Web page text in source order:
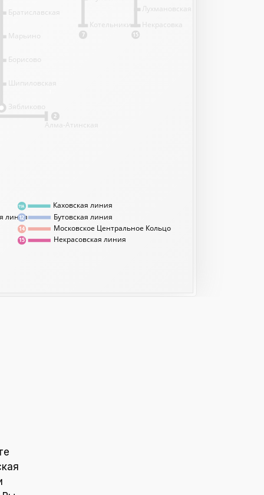
линия
Каховская линия
Бутовская линия
Московское Центральное Кольцо
11А
12
14
15 Некрасовская линия
7
2
15
Котельники
Братиславская
Марьино
Борисово
Шипиловская
Зябликово
Алма-Атинская
Лухмановская
Некрасовка